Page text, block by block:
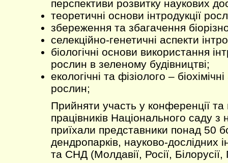
перспективи розвитку наукових
теоретичні основи інтродукції
збереження та збагачення
селекційно-генетичні аспекти
біологічні основи використання
рослин в зеленому будівництві;
екологічні та фізіолого –
рослин;
Прийняти участь у конференції та
працівників Національного саду з
приїхали представники понад 50
дендропарків, науково-дослідних
та СНД (Молдавії, Росії, Білорусії,